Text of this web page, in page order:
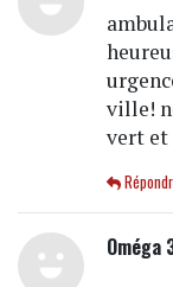
ville!
vert et
Oméga